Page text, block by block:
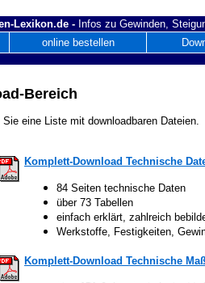
Lexikon.de - Infos zu Gewinden,
online bestellen
Bereich
Sie eine Liste mit downloadbaren Dateien.
Komplett-Download Technische
84 Seiten technische Daten
über 73 Tabellen
einfach erklärt, zahlreich
Werkstoffe, Festigkeiten,
Komplett-Download Technische